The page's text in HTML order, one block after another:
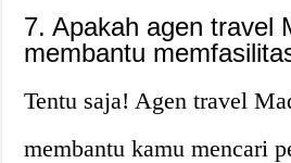
7. Apakah agen travel
membantu
Tentu saja! Agen travel
membantu kamu mencari